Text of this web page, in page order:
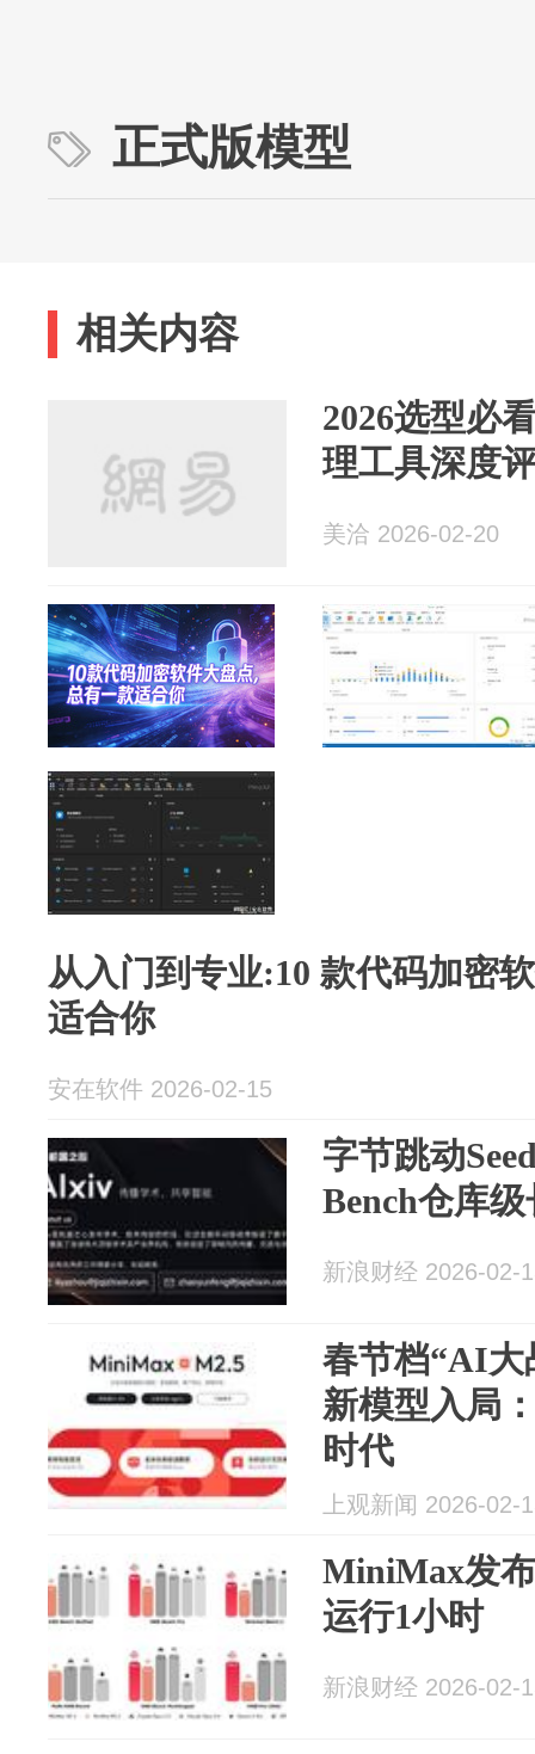
正式版模型
相关内容
2026选型必
理工具深度
美洽 2026-02-20
从入门到专业:10 款代码加密
适合你
安在软件 2026-02-15
字节跳动
Bench仓库
新浪财经 2026-02-
春节档“AI大
新模型入局
时代
上观新闻 2026-02-
MiniMax发
运行1小时
新浪财经 2026-02-